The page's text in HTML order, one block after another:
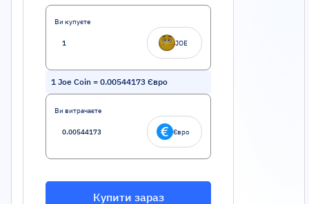
Ви купуєте
JOE
1 Joe Coin = 0.00544173 Євро
Ви витрачаєте
Євро
Купити зараз